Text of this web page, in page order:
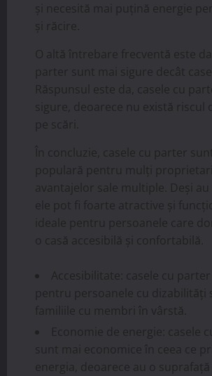
și necesită mai puțină energie
și răcire.
O altă întrebare frecventă este
parter sunt mai sigure decât
Răspunsul este da, casele cu
sigure, deoarece nu există riscul
pe scări.
În concluzie, casele cu parter
populară pentru mulți
avantajelor sale multiple. Deși au
ele pot fi foarte atractive și
ideale pentru persoanele care
o casă accesibilă și confortabilă.
Accesibilitate: casele cu
pentru persoanele cu dizabilități
familiile cu membri în vârstă.
Economie de energie: casele
sunt mai economice în ceea ce
energia, deoarece au o suprafață